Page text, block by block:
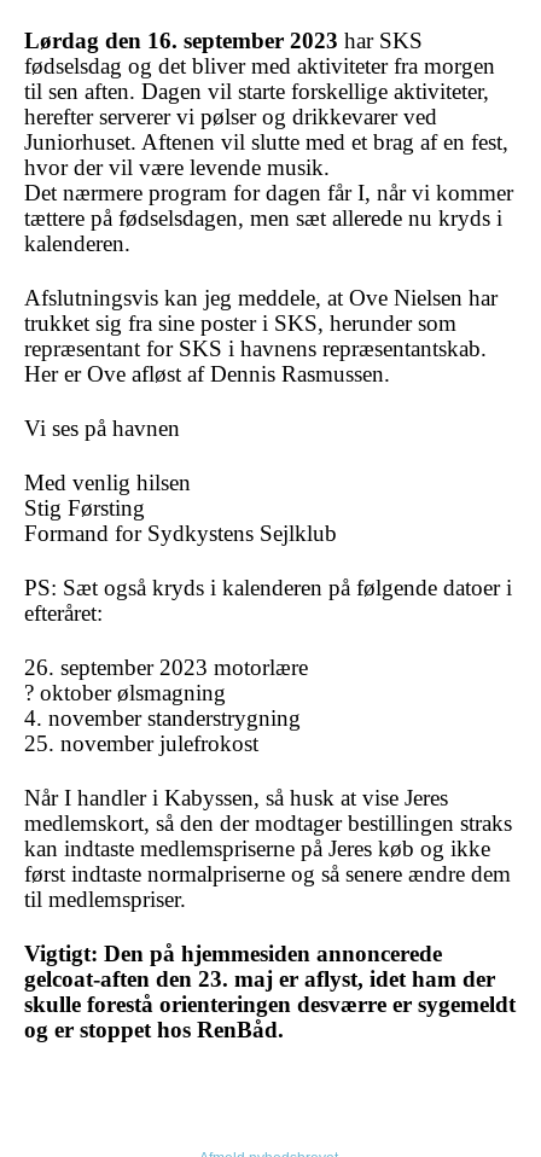
Lørdag den 16. september 2023 har SKS
fødselsdag og det bliver med aktiviteter fra morgen
til sen aften. Dagen vil starte forskellige aktiviteter,
herefter serverer vi pølser og drikkevarer ved
Juniorhuset. Aftenen vil slutte med et brag af en fest,
hvor der vil være levende musik.
Det nærmere program for dagen får I, når vi kommer
tættere på fødselsdagen, men sæt allerede nu kryds i
kalenderen.
Afslutningsvis kan jeg meddele, at Ove Nielsen har
trukket sig fra sine poster i SKS, herunder som
repræsentant for SKS i havnens repræsentantskab.
Her er Ove afløst af Dennis Rasmussen.
Vi ses på havnen
Med venlig hilsen
Stig Førsting
Formand for Sydkystens Sejlklub
PS: Sæt også kryds i kalenderen på følgende datoer i
efteråret:
26. september 2023 motorlære
? oktober ølsmagning
4. november standerstrygning
25. november julefrokost
Når I handler i Kabyssen, så husk at vise Jeres
medlemskort, så den der modtager bestillingen straks
kan indtaste medlemspriserne på Jeres køb og ikke
først indtaste normalpriserne og så senere ændre dem
til medlemspriser.
Vigtigt: Den på hjemmesiden annoncerede
gelcoat-aften den 23. maj er aflyst, idet ham der
skulle forestå orienteringen desværre er sygemeldt
og er stoppet hos RenBåd.